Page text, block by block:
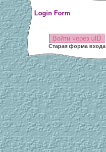
Login Form
Войти через uID
Старая форма входа